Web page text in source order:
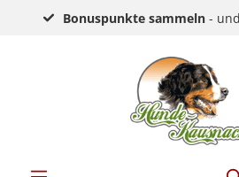
Bonuspunkte sammeln -